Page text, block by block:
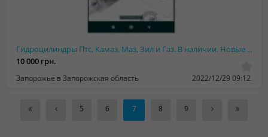
Гидроцилиндры Птс, Камаз, Маз, Зил и Газ. В наличии. Новые и после ремонта, гара...
10 000 грн.
Запорожье в Запорожская область 2022/12/29 09:12
5 6 7 8 9